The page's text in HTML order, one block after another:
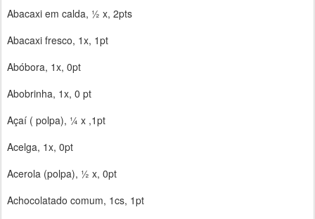
Abacaxi em calda, ½ x, 2pts
Abacaxi fresco, 1x, 1pt
Abóbora, 1x, 0pt
Abobrinha, 1x, 0 pt
Açaí ( polpa), ¼ x ,1pt
Acelga, 1x, 0pt
Acerola (polpa), ½ x, 0pt
Achocolatado comum, 1cs, 1pt